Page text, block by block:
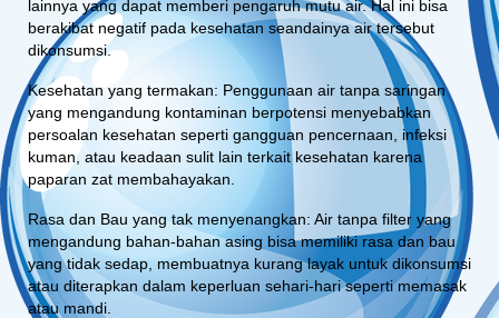
lainnya yang dapat memberi pengaruh mutu air. Hal ini bisa
berakibat negatif pada kesehatan seandainya air tersebut
dikonsumsi.
Kesehatan yang termakan: Penggunaan air tanpa saringan
yang mengandung kontaminan berpotensi menyebabkan
persoalan kesehatan seperti gangguan pencernaan, infeksi
kuman, atau keadaan sulit lain terkait kesehatan karena
paparan zat membahayakan.
Rasa dan Bau yang tak menyenangkan: Air tanpa filter yang
mengandung bahan-bahan asing bisa memiliki rasa dan bau
yang tidak sedap, membuatnya kurang layak untuk dikonsumsi
atau diterapkan dalam keperluan sehari-hari seperti memasak
atau mandi.